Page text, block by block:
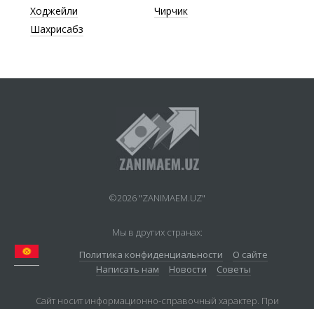
Ходжейли
Чирчик
Шахрисабз
©2026 "ZANIMAEM.UZ"
Мы в других странах:
Политика конфиденциальности
О сайте
Написать нам
Новости Советы
Сайт носит информационно-справочный характер. При